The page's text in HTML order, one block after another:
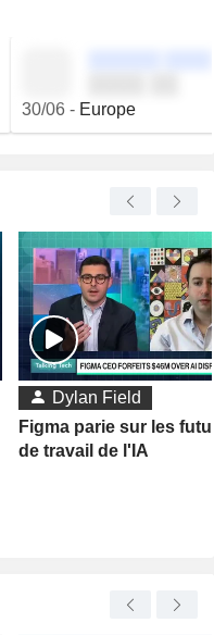
30/06- Europe
Dylan Field
Figma parie sur les
de travail de l'IA